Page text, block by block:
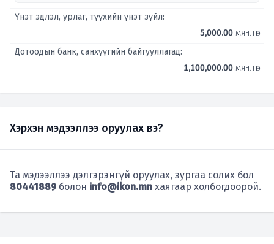
Үнэт эдлэл, урлаг, түүхийн үнэт зүйл:
5,000.00 мян.төг
Дотоодын банк, санхүүгийн байгууллагад:
1,100,000.00 мян.төг
Хэрхэн мэдээллээ оруулах вэ?
Та мэдээллээ дэлгэрэнгүй оруулах, зургаа солих бол
80441889 болон info@ikon.mn хаягаар холбогдоорой.